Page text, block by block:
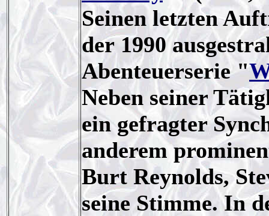
Seinen letzten
der 1990
Abenteuerserie "
Neben seiner
ein gefragter
anderem
Burt Reynolds,
seine Stimme. In